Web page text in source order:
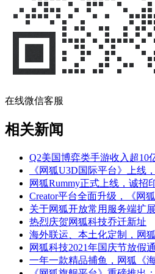
在线微信客服
相关新闻
Q2美国博弈类手游收入超10
《网狐U3D国际平台》上线
网狐Rummy正式上线，诚招
Creator平台全面升级，《网
关于网狐开放常用服务端扩
热烈庆贺网狐科技乔迁新址
海外联运、本土化定制，网
网狐科技2021年国庆节放假
一年一款精品捕鱼，网狐《